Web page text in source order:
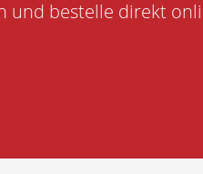
und bestelle direkt